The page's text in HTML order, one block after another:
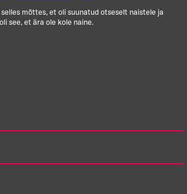
mõttes, et oli suunatud otseselt naistele ja
see, et ära ole kole naine.